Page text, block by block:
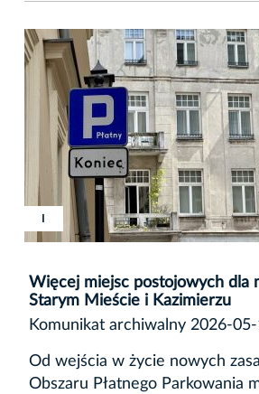
Więcej miejsc postojowych dla
Starym Mieście i Kazimierzu
Komunikat archiwalny 2026-
Od wejścia w życie nowych
Obszaru Płatnego Parkowania